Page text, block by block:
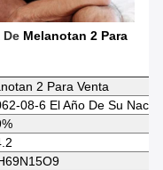
Melanotan 2 Para
2 Para Venta
08-6 El Año De Su